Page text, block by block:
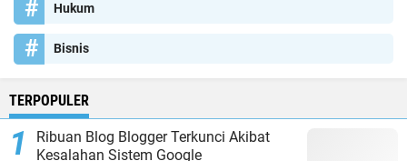
Hukum
Bisnis
TERPOPULER
Ribuan Blog Blogger Terkunci Akibat
Kesalahan Sistem Google